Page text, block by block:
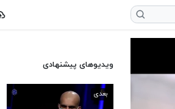
ویدیوهای پیشنهادی
بعدی